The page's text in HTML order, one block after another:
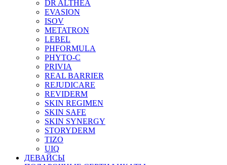
DR ALTHEA
EVASION
ISOV
METATRON
LEBEL
PHFORMULA
PHYTO-C
PRIVIA
REAL BARRIER
REJUDICARE
REVIDERM
SKIN REGIMEN
SKIN SAFE
SKIN SYNERGY
STORYDERM
TIZO
UIQ
ДЕВАЙСЫ